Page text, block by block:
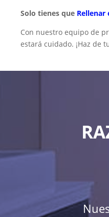
Solo tienes que Rellenar
Con nuestro equipo de
estará cuidado. ¡Haz de